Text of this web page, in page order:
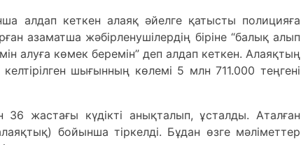
алдап кеткен алаяқ әйелге қатысты полицияға
азаматша жәбірленушілердің біріне “балық алып
алуға көмек беремін” деп алдап кеткен. Алаяқтың
шығынның көлемі 5 млн 711.000 теңгені
жастағы күдікті анықталып, ұсталды. Аталған
бойынша тіркелді. Бұдан өзге мәліметтер